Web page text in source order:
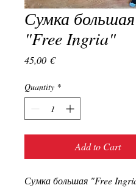
Сумка большая
"Free Ingria"
45,00 €Price
Quantity *
Add to Cart
Сумка большая "Free